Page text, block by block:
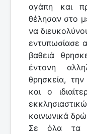
αγάπη και
θέλησαν στο
να
εντυπωσίασε
βαθειά
έντονη
θρησκεία,
και ο
κοινωνικά
Σε όλα τα